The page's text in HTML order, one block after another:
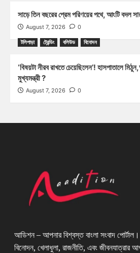
সাড়ে তিন বছরের প্রেম পরিণয়ের পথে, আংটি বদল
August 7, 2026 0
টলিপাড়া ট্রেন্ডিং বলিউড বিনোদন
‘বিষয়টা নীরব রাখতে চেয়েছিলেন’! হাসপাতালে
মুখ্যমন্ত্রী ?
August 7, 2026 0
আডিশন – আপনার বিশ্বস্ত বাংলা সংবাদ
বিনোদন, খেলাধুলা, রাজনীতি, এবং জীবনযাত্রার